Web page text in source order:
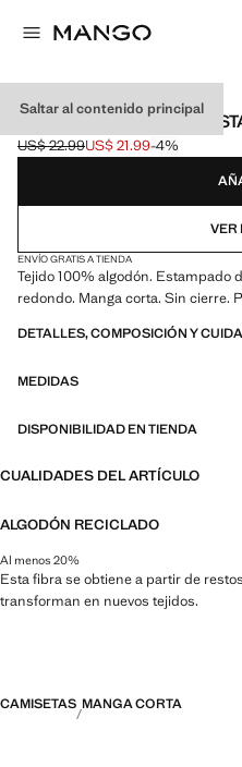
Saltar al contenido principal
CAMISETA ALGODÓN
Precio inicial tachado [US$ 22.99 ]
US$ 22.99
Precio actual [US$ 21.99 ]
US$ 21.99-4%
Selecciona un color
VER
ENVÍO GRATIS A TIENDA
Tejido 100% algodón. Estampado
redondo. Manga corta. Sin cierre.
DETALLES, COMPOSICIÓN Y
MEDIDAS
DISPONIBILIDAD EN TIENDA
CUALIDADES DEL ARTÍCULO
ALGODÓN RECICLADO
Al menos 20%
Esta fibra se obtiene a partir de
transforman en nuevos tejidos.
CAMISETAS MANGA CORTA